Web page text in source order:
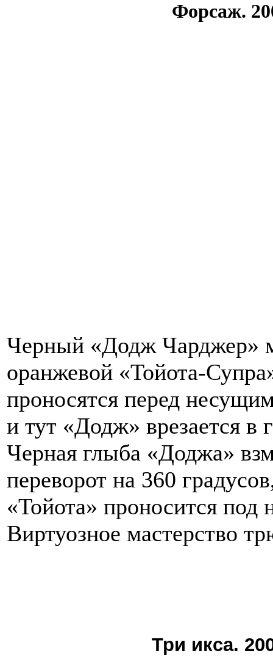
Форсаж.
Черный «Додж Чарджер»
оранжевой «Тойота-
проносятся перед
и тут «Додж» врезается в
Черная глыба «Доджа»
переворот на 360
«Тойота» проносится
Виртуозное мастерство
Три икса.